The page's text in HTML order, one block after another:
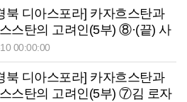
북 디아스포라] 카자흐스탄과
스탄의 고려인(5부) ⑧·(끝) 사
는 못다한 이야기
00:00:00
북 디아스포라] 카자흐스탄과
스탄의 고려인(5부) ⑦김 로자